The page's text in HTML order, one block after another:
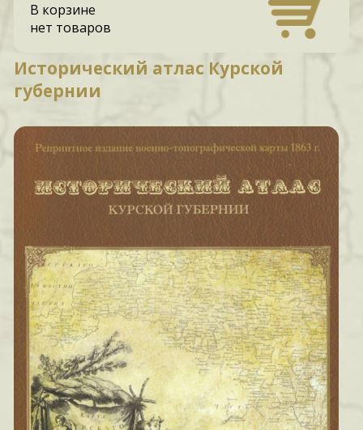
В корзине
нет товаров
Исторический атлас Курской
губернии